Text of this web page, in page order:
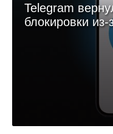
Telegram
блокировки